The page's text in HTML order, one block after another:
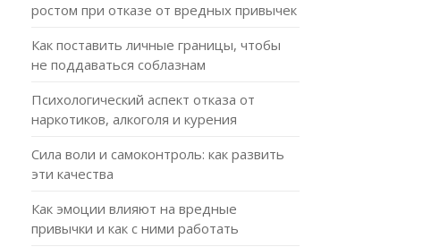
ростом при отказе от вредных привычек
Как поставить личные границы, чтобы
не поддаваться соблазнам
Психологический аспект отказа от
наркотиков, алкоголя и курения
Сила воли и самоконтроль: как развить
эти качества
Как эмоции влияют на вредные
привычки и как с ними работать